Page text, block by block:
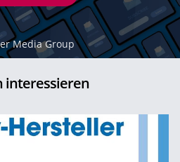
Media Group
interessieren